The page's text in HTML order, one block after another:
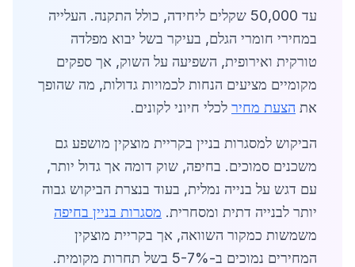
עד 50,000 שקלים ליחידה, כולל התקנה. העלייה
במחירי חומרי הגלם, בעיקר בשל יבוא מפלדה
טורקית ואירופית, השפיעה על השוק, אך ספקים
מקומיים מציעים הנחות לכמויות גדולות, מה שהופך
את הצעת מחיר לכלי חיוני לקונים.
הביקוש למסגרות בניין בקריית מוצקין מושפע גם
משכנים סמוכים. בחיפה, שוק דומה אך גדול יותר,
עם דגש על בנייה נמלית, בעוד בנצרת הביקוש גבוה
יותר לבנייה דתית ומסחרית. מסגרות בניין בחיפה
משמשות כמקור השוואה, אך בקריית מוצקין
המחירים נמוכים ב-5-7% בשל תחרות מקומית.